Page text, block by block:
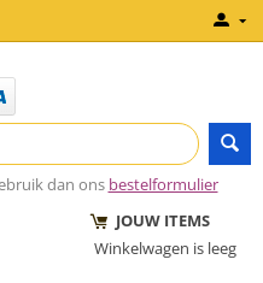
dan ons bestelformulier
JOUW ITEMS
Winkelwagen is leeg